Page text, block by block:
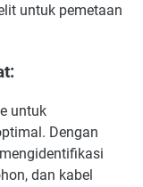
untuk pemetaan
untuk
Dengan
dan kabel